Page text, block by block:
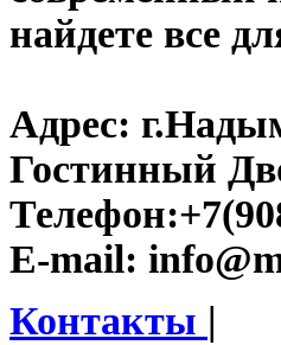
найдете все
Адрес:
Гостинный
Телефон:
E-mail:
Контакты |